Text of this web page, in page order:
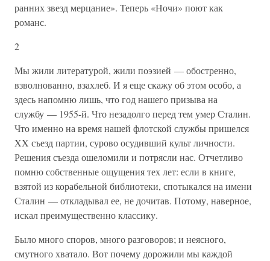
ранних звезд мерцание». Теперь «Ночи» поют как
романс.
2
Мы жили литературой, жили поэзией — обостренно,
взволнованно, взахлеб. И я еще скажу об этом особо, а
здесь напомню лишь, что год нашего призыва на
службу — 1955-й. Что незадолго перед тем умер Сталин.
Что именно на время нашей флотской службы пришелся
XX съезд партии, сурово осудивший культ личности.
Решения съезда ошеломили и потрясли нас. Отчетливо
помню собственные ощущения тех лет: если в книге,
взятой из корабельной библиотеки, спотыкался на имени
Сталин — откладывал ее, не дочитав. Потому, наверное,
искал преимущественно классику.
Было много споров, много разговоров; и неясного,
смутного хватало. Вот почему дорожили мы каждой